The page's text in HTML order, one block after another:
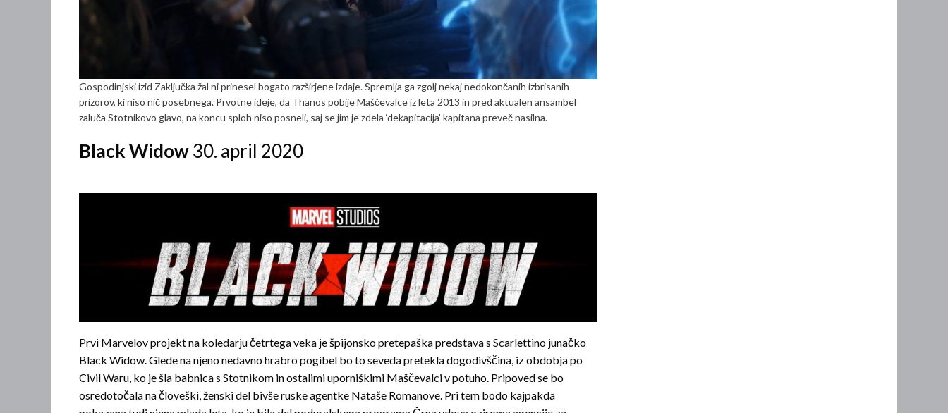
Gospodinjski izid Zaključka žal ni prinesel bogato razširjene izdaje. Spremlja ga zgolj nekaj nedokončanih izbrisanih
prizorov, ki niso nič posebnega. Prvotne ideje, da Thanos pobije Maščevalce iz leta 2013 in pred aktualen ansambel
zaluča Stotnikovo glavo, na koncu sploh niso posneli, saj se jim je zdela ‘dekapitacija’ kapitana preveč nasilna.
Black Widow30. april 2020
Prvi Marvelov projekt na koledarju četrtega veka je špijonsko pretepaška predstava s Scarlettino junačko
Black Widow. Glede na njeno nedavno hrabro pogibel bo to seveda pretekla dogodivščina, iz obdobja po
Civil Waru, ko je šla babnica s Stotnikom in ostalimi uporniškimi Maščevalci v potuho. Pripoved se bo
osredotočala na človeški, ženski del bivše ruske agentke Nataše Romanove. Pri tem bodo kajpakda